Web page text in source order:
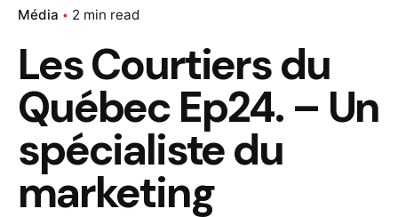
Média 2 min read
Les Courtiers du
Québec Ep24. – Un
spécialiste du
marketing